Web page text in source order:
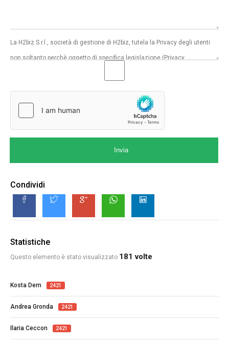
Invia
Condividi
Statistiche
Questo elemento è stato visualizzato 181 volte
Kosta Dem 2421
Andrea Gronda 2421
Ilaria Ceccon 2421